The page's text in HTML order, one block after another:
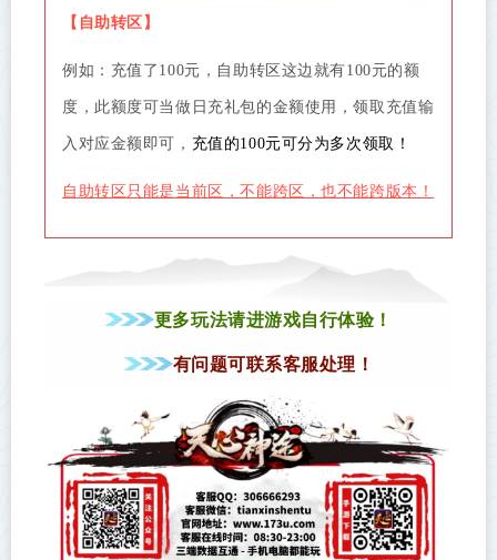
【自助转区】
例如：充值了100元，自助转区这边就有100元的额
度，此额度可当做日充礼包的金额使用，领取充值输
入对应金额即可， 充值的100元可分为多次领取！
自助转区只能是当前区，不能跨区，也不能跨版本！
更多玩法请进游戏自行体验！
有问题可联系客服处理！